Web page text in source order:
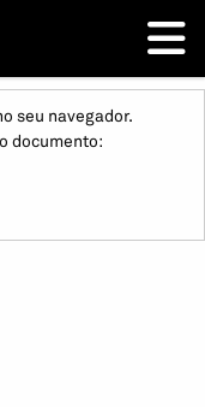
seu navegador.
documento: